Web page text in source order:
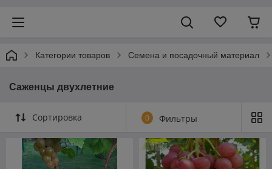
Категории товаров Семена и посадочный материал
Саженцы двухлетние
Сортировка 0 Фильтры